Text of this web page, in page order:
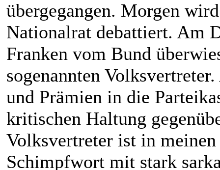
übergegangen. Morgen
Nationalrat debattiert. Am
Franken vom Bund
sogenannten
und Prämien in die
kritischen Haltung
Volksvertreter ist in
Schimpfwort mit stark